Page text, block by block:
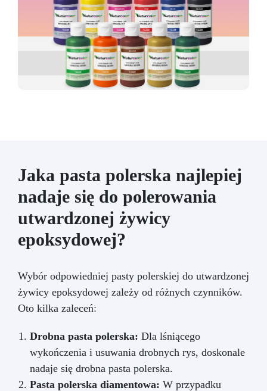
Jaka pasta polerska najlepiej
nadaje się do polerowania
utwardzonej żywicy
epoksydowej?
Wybór odpowiedniej pasty polerskiej do utwardzonej
żywicy epoksydowej zależy od różnych czynników.
Oto kilka zaleceń:
Drobna pasta polerska: Dla lśniącego
wykończenia i usuwania drobnych rys, doskonale
nadaje się drobna pasta polerska.
Pasta polerska diamentowa: W przypadku